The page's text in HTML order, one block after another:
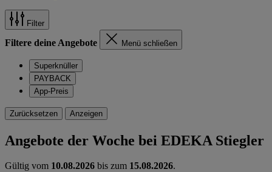
Filter
Filtere deine Angebote Menü schließen
Superknüller
PAYBACK
App-Preis
Zurücksetzen Anzeigen
Angebote der Woche bei EDEKA Stiegler
Gültig vom 10.08.2026 bis zum 15.08.2026.